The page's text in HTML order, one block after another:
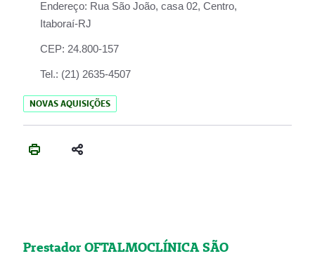
Endereço: Rua São João, casa 02, Centro,
Itaboraí-RJ
CEP: 24.800-157
Tel.: (21) 2635-4507
NOVAS AQUISIÇÕES
Prestador OFTALMOCLÍNICA SÃO